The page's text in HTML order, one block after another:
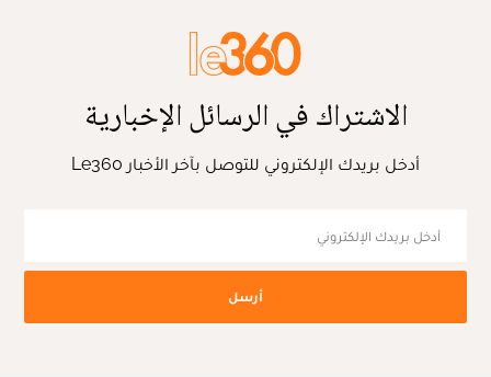
الاشتراك في الرسائل الإخبارية
أدخل بريدك الإلكتروني للتوصل بآخر الأخبار Le360
أرسل